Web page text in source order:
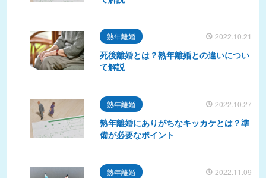
熟年離婚 2022.10.21
死後離婚とは？熟年離婚との違いについ
て解説
熟年離婚 2022.10.27
熟年離婚にありがちなキッカケとは？準
備が必要なポイント
熟年離婚 2022.11.09